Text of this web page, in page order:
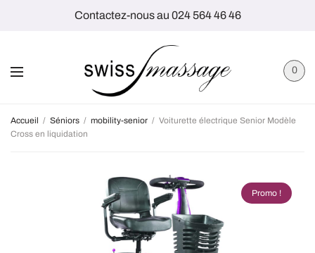
Contactez-nous au 024 564 46 46
0
Accueil / Séniors / mobility-senior / Voiturette électrique Senior Modèle
Cross en liquidation
Promo !